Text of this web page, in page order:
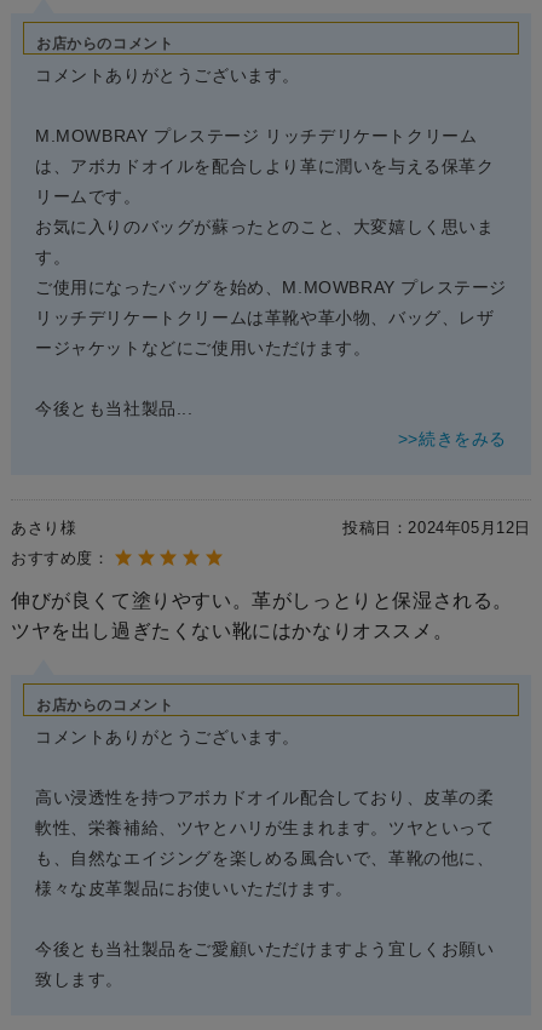
お店からのコメント
コメントありがとうございます。
M.MOWBRAY プレステージ リッチデリケートクリーム
は、アボカドオイルを配合しより革に潤いを与える保革ク
リームです。
お気に入りのバッグが蘇ったとのこと、大変嬉しく思いま
す。
ご使用になったバッグを始め、M.MOWBRAY プレステージ
リッチデリケートクリームは革靴や革小物、バッグ、レザ
ージャケットなどにご使用いただけます。
今後とも当社製品
>>続きをみる
あさり様 投稿日： 2024年05月12日
おすすめ度：
伸びが良くて塗りやすい。革がしっとりと保湿される。
ツヤを出し過ぎたくない靴にはかなりオススメ。
お店からのコメント
コメントありがとうございます。
高い浸透性を持つアボカドオイル配合しており、皮革の柔
軟性、栄養補給、ツヤとハリが生まれます。ツヤといって
も、自然なエイジングを楽しめる風合いで、革靴の他に、
様々な皮革製品にお使いいただけます。
今後とも当社製品をご愛顧いただけますよう宜しくお願い
致します。